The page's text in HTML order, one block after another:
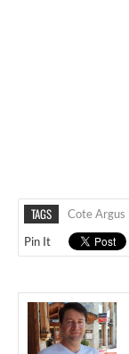
TAGS
Cote Argus
Pin It